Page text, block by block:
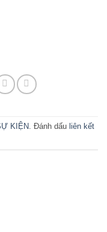
KIỆN. Đánh dấu liên kết